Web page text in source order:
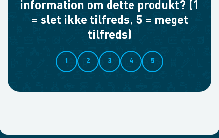
information om dette produkt? (1
= slet ikke tilfreds, 5 = meget
tilfreds)
1 2 3 4 5